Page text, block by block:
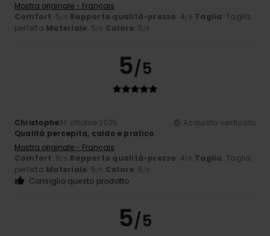
Mostra originale - Français
Comfort: 5/5 Rapporto qualità-prezzo: 4/5 Taglia: Taglia
perfetta Materiale: 5/5 Colore: 5/5
5/5
Christophe31. ottobre 2025
Acquisto verificato
Qualità percepita, caldo e pratico
Mostra originale - Français
Comfort: 5/5 Rapporto qualità-prezzo: 4/5 Taglia: Taglia
perfetta Materiale: 5/5 Colore: 5/5
Consiglio questo prodotto
5/5